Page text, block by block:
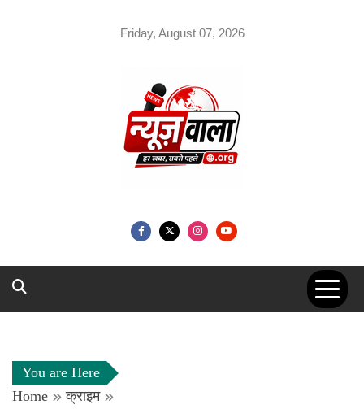
Friday, August 07, 2026
You are Here
Home
क्राइम